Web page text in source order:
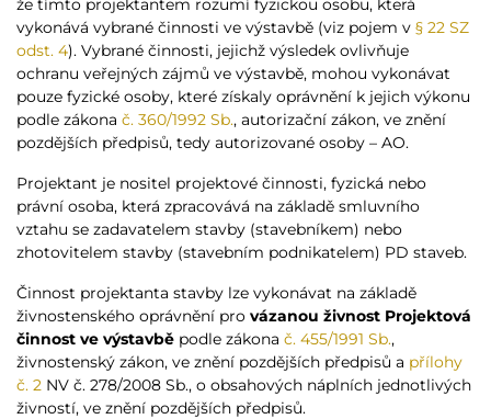
že tímto projektantem rozumí fyzickou osobu, která
vykonává vybrané činnosti ve výstavbě (viz pojem v § 22 SZ
odst. 4). Vybrané činnosti, jejichž výsledek ovlivňuje
ochranu veřejných zájmů ve výstavbě, mohou vykonávat
pouze fyzické osoby, které získaly oprávnění k jejich výkonu
podle zákona č. 360/1992 Sb., autorizační zákon, ve znění
pozdějších předpisů, tedy autorizované osoby – AO.
Projektant je nositel projektové činnosti, fyzická nebo
právní osoba, která zpracovává na základě smluvního
vztahu se zadavatelem stavby (stavebníkem) nebo
zhotovitelem stavby (stavebním podnikatelem) PD staveb.
Činnost projektanta stavby lze vykonávat na základě
živnostenského oprávnění pro vázanou živnost Projektová
činnost ve výstavbě podle zákona č. 455/1991 Sb.,
živnostenský zákon, ve znění pozdějších předpisů a přílohy
č. 2 NV č. 278/2008 Sb., o obsahových náplních jednotlivých
živností, ve znění pozdějších předpisů.